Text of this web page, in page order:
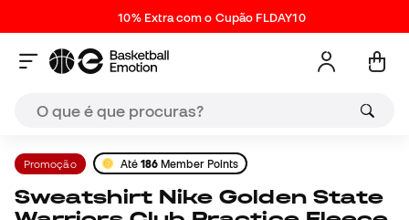
10% Extra com o Cupão FLDAY10
Promoção Até 186 Member Points
Sweatshirt Nike Golden State